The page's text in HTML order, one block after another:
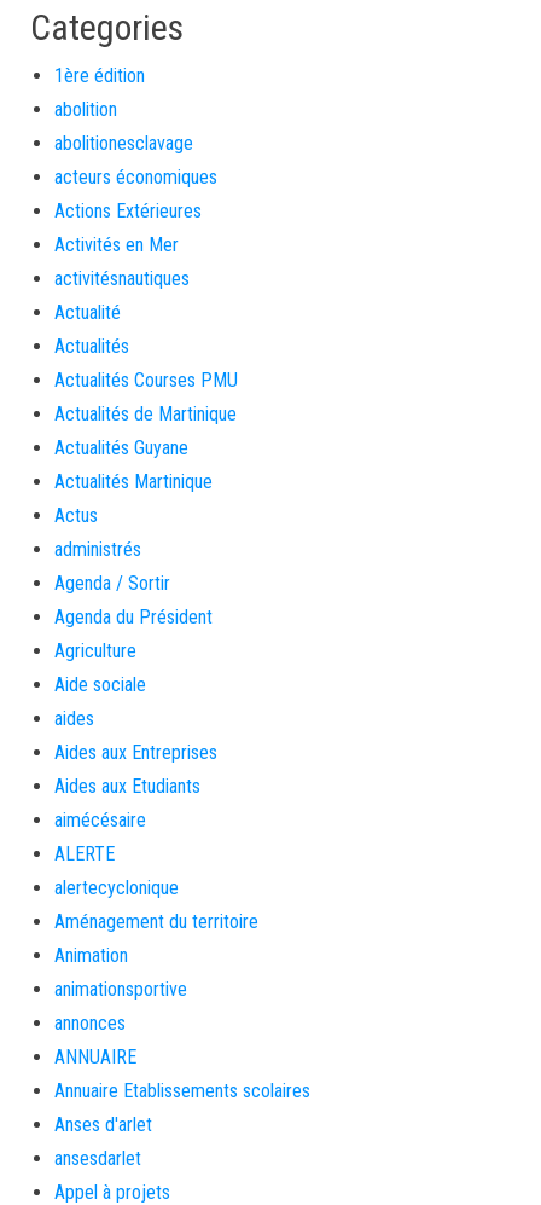
Categories
1ère édition
abolition
abolitionesclavage
acteurs économiques
Actions Extérieures
Activités en Mer
activitésnautiques
Actualité
Actualités
Actualités Courses PMU
Actualités de Martinique
Actualités Guyane
Actualités Martinique
Actus
administrés
Agenda / Sortir
Agenda du Président
Agriculture
Aide sociale
aides
Aides aux Entreprises
Aides aux Etudiants
aimécésaire
ALERTE
alertecyclonique
Aménagement du territoire
Animation
animationsportive
annonces
ANNUAIRE
Annuaire Etablissements scolaires
Anses d'arlet
ansesdarlet
Appel à projets